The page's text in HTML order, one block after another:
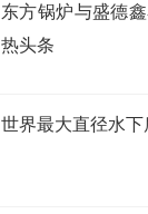
东方锅炉与盛德
热头条
世界最大直径水